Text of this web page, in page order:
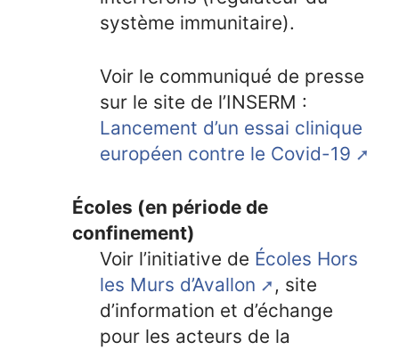
système immunitaire).
Voir le communiqué de presse
sur le site de l’INSERM :
Lancement d’un essai clinique
européen contre le Covid-19
Écoles (en période de
confinement)
Voir l’initiative de Écoles Hors
les Murs d’Avallon
, site
d’information et d’échange
pour les acteurs de la